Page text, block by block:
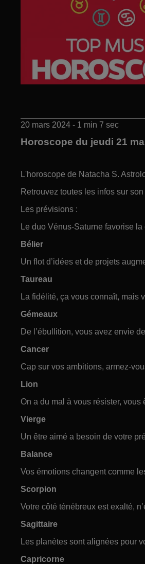
20 mars 2024 - 1 min 7 sec
Horoscope du jeudi 21
L'horoscope de Natacha S.
Retrouvez toutes les infos sur
Les prévisions :
Le duo Vénus-Saturne favorise
Bélier
Un flot d’idées et de projets
Taureau
La fidélité, ça vous connaît, mais
Gémeaux
De l’ébullition, vous avez envie
Cancer
Cap sur vos ambitions, armez-
Lion
On a du mal à vous résister,
Vierge
Un être aimé a besoin de votre
Balance
Vos émotions changent comme
Scorpion
Votre côté ténébreux est exalté,
Sagittaire
Les planètes sont alignées pour
Capricorne